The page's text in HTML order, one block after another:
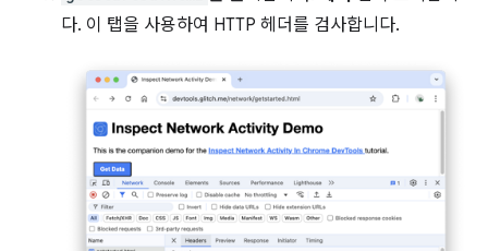
다. 이 탭을 사용하여 HTTP 헤더를 검사합니다.